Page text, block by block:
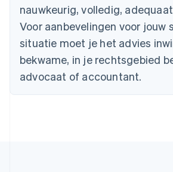
nauwkeurig, volledig,
Voor aanbevelingen voor jouw
situatie moet je het advies
bekwame, in je rechtsgebied
advocaat of accountant.
English
Denemarken
Duitsland
DeutschEnglish
Estland
English
Finland